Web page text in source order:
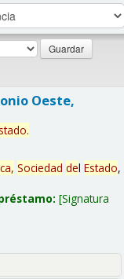
Oeste,
.
Sociedad del Estado,
Signatura